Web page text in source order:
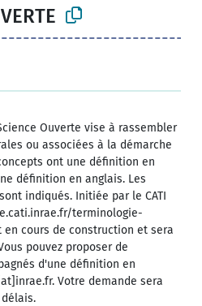
Ouverte vise à rassembler
ou associées à la démarche
ont une définition en
définition en anglais. Les
indiqués. Initiée par le CATI
terminologie-
cours de construction et sera
pouvez proposer de
d'une définition en
Votre demande sera